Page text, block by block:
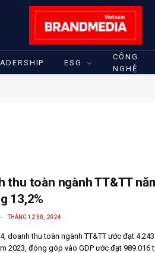
ESG
CÔNG
NGHỆ
thu toàn ngành TT&TT
13,2%
THÁNG 12 30, 2024
doanh thu toàn ngành TT&TT ước đạt
2023, đóng góp vào GDP ước đạt 989.016